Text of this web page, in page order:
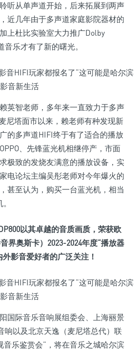
听从单声道开始，后来拓展到两声
近几年由于多声道家庭影院器材的
上杜比实验室大力推广Dolby
乐才有了新的曙光。
英智老师，多年来一直致力于多声
尼塔面市以来，赖老师有种发现新
的多声道HIFI终于有了适合的播放
、先锋蓝光机相继停产，市面
极致的发烧友满意的播放设备，实
电论坛主编吴彤老师对今年爆火的
甚至认为，购买一台蓝光机，相当
以其卓越的音质画质，荣获欧
界奥斯卡）2023-2024年度“播放器
影音爱好者的广泛关注！
国际音乐音响展组委会、上海丽景
响以及北京天逸（麦尼塔总代）联
音乐鉴赏会”，将在音乐之城哈尔滨